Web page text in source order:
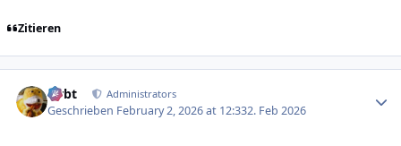
Zitieren
rtrbt Administrators
Geschrieben February 2, 2026 at 12:332. Feb 2026